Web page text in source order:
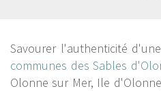
Savourer l'authenticité
communes des Sables
Olonne sur Mer, Ile